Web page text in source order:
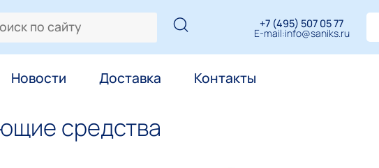
+7 (495) 507 05 77
E-mail:info@saniks.ru
Новости Доставка Контакты
средства